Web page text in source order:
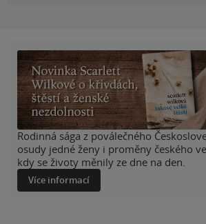
Rodinná sága z poválečného
osudy jedné ženy i proměny českého
kdy se životy měnily ze dne na den.
Více informací